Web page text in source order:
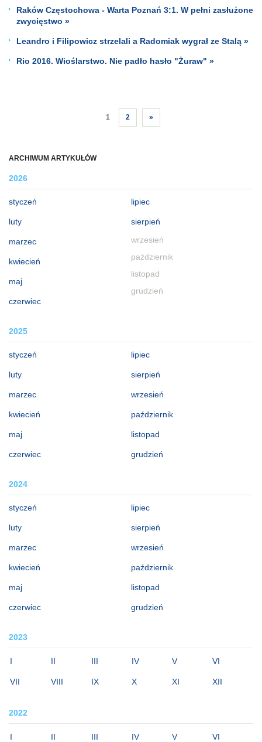
ARCHIWUM ARTYKUŁÓW
2026
styczeń
luty
marzec
kwiecień
maj
czerwiec
lipiec
sierpień
wrzesień
październik
listopad
grudzień
2025
styczeń
luty
marzec
kwiecień
maj
czerwiec
lipiec
sierpień
wrzesień
październik
listopad
grudzień
2024
styczeń
luty
marzec
kwiecień
maj
czerwiec
lipiec
sierpień
wrzesień
październik
listopad
grudzień
2023
I II III IV V VI
VII VIII IX X XI XII
2022
I II III IV V VI
Raków Częstochowa - Warta Poznań 3:1. W pełni zasłużone
zwycięstwo »
Leandro i Filipowicz strzelali a Radomiak wygrał ze Stalą »
Rio 2016. Wioślarstwo. Nie padło hasło "Żuraw" »
1 2 »